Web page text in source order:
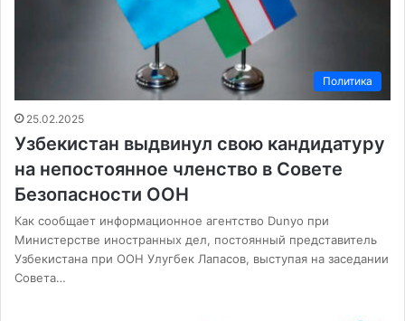
Политика
25.02.2025
Узбекистан выдвинул свою кандидатуру
на непостоянное членство в Совете
Безопасности ООН
Как сообщает информационное агентство Dunyo при
Министерстве иностранных дел, постоянный представитель
Узбекистана при ООН Улугбек Лапасов, выступая на заседании
Совета…